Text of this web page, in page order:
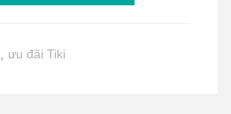
, ưu đãi Tiki